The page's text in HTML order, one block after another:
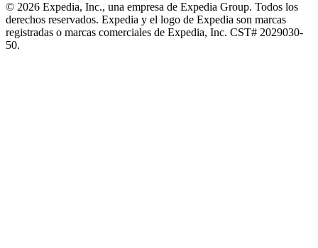
© 2026 Expedia, Inc., una empresa de Expedia Group. Todos los
derechos reservados. Expedia y el logo de Expedia son marcas
registradas o marcas comerciales de Expedia, Inc. CST# 2029030-
50.